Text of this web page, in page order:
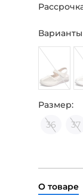
Варианты
Размер:
36
37
О товаре